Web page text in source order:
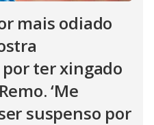
mais odiado
ter xingado
‘Me
suspenso por